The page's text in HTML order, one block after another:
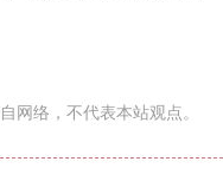
网络，不代表本站观点。